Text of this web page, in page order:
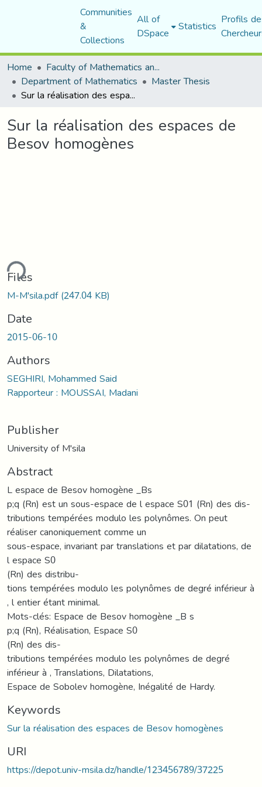
Communities
&
Collections
All of
DSpace Statistics Profils
Home
Faculty of Mathematics and Computer Science
Department of Mathematics Master Thesis
Sur la réalisation des espaces de Besov homogènes
Sur la réalisation des espaces de
Besov homogènes
Files
M-M'sila.pdf(247.04 KB)
Date
2015-06-10
Authors
SEGHIRI, Mohammed Said
Rapporteur : MOUSSAI, Madani
Publisher
University of M'sila
Abstract
L espace de Besov homogène _Bs
p;q (Rn) est un sous-espace de l espace S01 (Rn) des dis-
tributions tempérées modulo les polynômes. On peut
réaliser canoniquement comme un
sous-espace, invariant par translations et par dilatations, de
l espace S0
(Rn) des distribu-
tions tempérées modulo les polynômes de degré inférieur à
, l entier étant minimal.
Mots-clés: Espace de Besov homogène _B s
p;q (Rn), Réalisation, Espace S0
(Rn) des dis-
tributions tempérées modulo les polynômes de degré
inférieur à , Translations, Dilatations,
Espace de Sobolev homogène, Inégalité de Hardy.
Keywords
Sur la réalisation des espaces de Besov homogènes
URI
https://depot.univ-msila.dz/handle/123456789/37225